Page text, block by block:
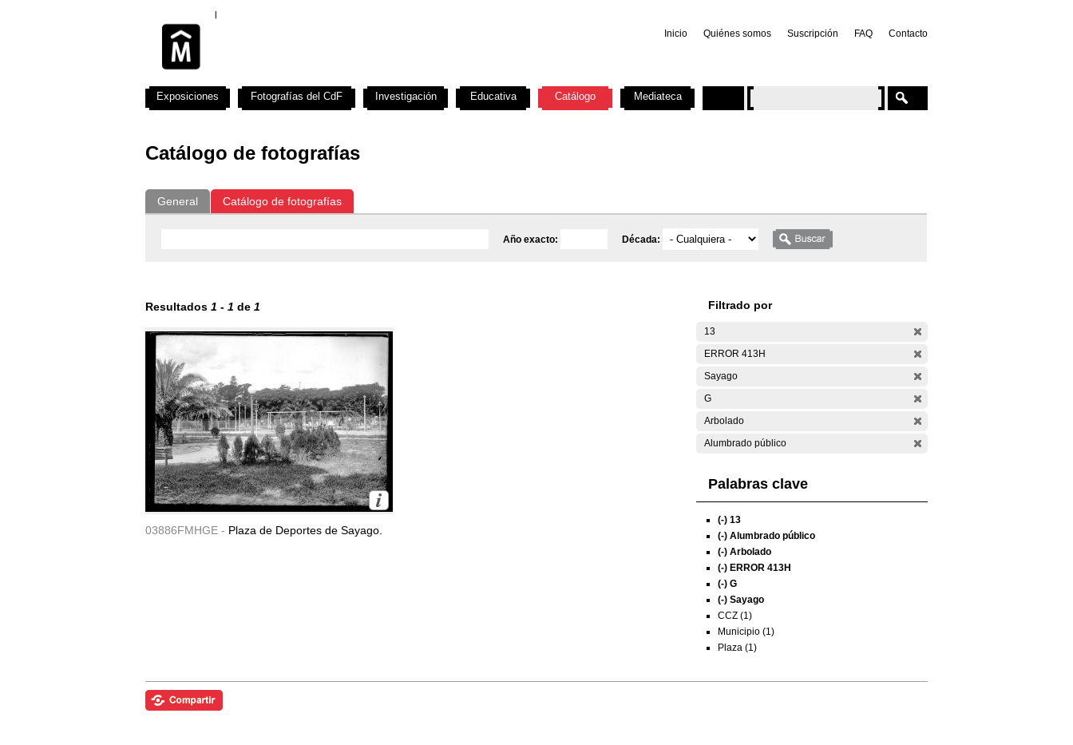
Inicio Quiénes somos Suscripción FAQ Contacto
Catálogo de fotografías
General Catálogo de fotografías
Año exacto: Década:
Resultados 1 - 1 de 1
03886FMHGE - Plaza de Deportes de Sayago.
Filtrado por
13
ERROR 413H
Sayago
G
Arbolado
Alumbrado público
Palabras clave
(-) 13
(-) Alumbrado público
(-) Arbolado
(-) ERROR 413H
(-) G
(-) Sayago
CCZ (1)
Municipio (1)
Plaza (1)
Exposiciones Fotografías del CdF Investigación Educativa Catálogo Mediateca